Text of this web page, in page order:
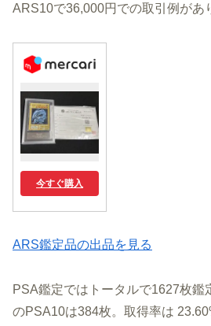
ARS10で36,000円での取引例があ
今すぐ購入
ARS鑑定品の出品を見る
PSA鑑定ではトータルで1627枚鑑
のPSA10は384枚。取得率は